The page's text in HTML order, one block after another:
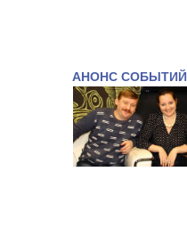
АНОНС СОБЫТИЙ